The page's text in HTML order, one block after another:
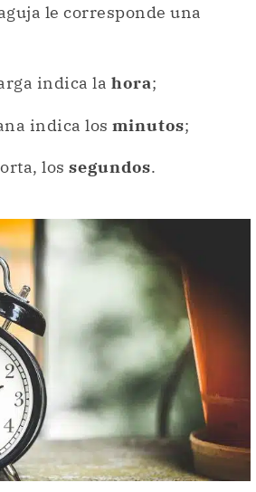
le corresponde una
indica la hora;
indica los minutos;
los segundos.